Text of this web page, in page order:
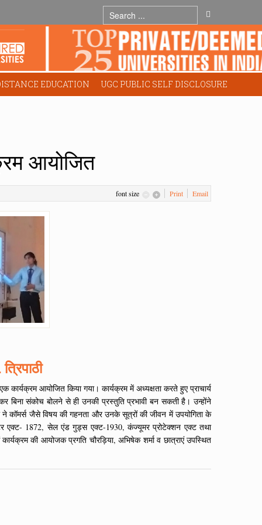
EDUCATION UGC PUBLIC SELF DISCLOSURE
आयोजित
font size Print Email
कार्यक्रम आयोजित किया गया। कार्यक्रम में अध्यक्षता करते हुए प्राचार्य
बिना संकोच बोलने से ही उनकी प्रस्तुति प्रभावी बन सकती है। उन्होंने
जैसे विषय की गहनता और उनके सूत्रों की जीवन में उपयोगिता के
एक्ट- 1872, सेल एंड गुड्स एक्ट-1930, कंज्यूमर प्रोटेक्शन एक्ट तथा
की आयोजक प्रगति चौरड़िया, अभिषेक शर्मा व छात्राएं उपस्थित